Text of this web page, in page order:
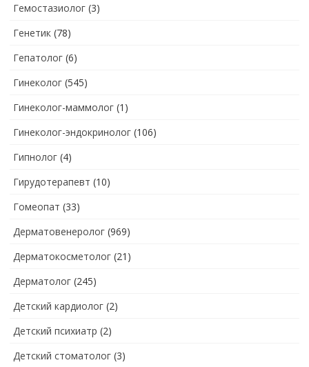
Гемостазиолог (3)
Генетик (78)
Гепатолог (6)
Гинеколог (545)
Гинеколог-маммолог (1)
Гинеколог-эндокринолог (106)
Гипнолог (4)
Гирудотерапевт (10)
Гомеопат (33)
Дерматовенеролог (969)
Дерматокосметолог (21)
Дерматолог (245)
Детский кардиолог (2)
Детский психиатр (2)
Детский стоматолог (3)